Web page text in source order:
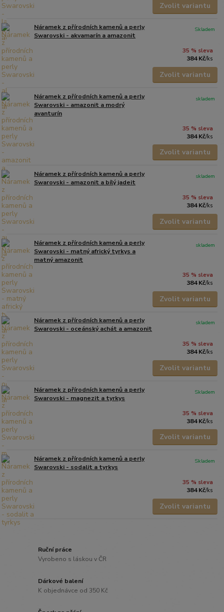
Zvolit variantu
Náramek z přírodních kamenů a perly
Swarovski - akvamarín a amazonit
35 % sleva
384 Kč/ks
Skladem
Zvolit variantu
Náramek z přírodních kamenů a perly
Swarovski - amazonit a modrý
avanturín
35 % sleva
384 Kč/ks
skladem
Zvolit variantu
Náramek z přírodních kamenů a perly
Swarovski - amazonit a bílý jadeit
35 % sleva
384 Kč/ks
skladem
Zvolit variantu
Náramek z přírodních kamenů a perly
Swarovski - matný africký tyrkys a
matný amazonit
35 % sleva
384 Kč/ks
skladem
Zvolit variantu
Náramek z přírodních kamenů a perly
Swarovski - oceánský achát a amazonit
35 % sleva
384 Kč/ks
skladem
Zvolit variantu
Náramek z přírodních kamenů a perly
Swarovski - magnezit a tyrkys
35 % sleva
384 Kč/ks
Skladem
Zvolit variantu
Náramek z přírodních kamenů a perly
Swarovski - sodalit a tyrkys
35 % sleva
384 Kč/ks
Skladem
Zvolit variantu
Ruční práce
Vyrobeno s láskou v ČR
Dárkové balení
K objednávce od 350 Kč